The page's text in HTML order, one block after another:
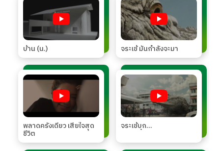
บ้าน (น.) จระเข้ มันกำลังจะมา
พลาดครั้งเดียว เสียใจสุด
ชีวิต
จระเข้บุก...